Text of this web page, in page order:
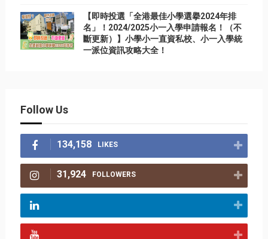
【即時投選「全港最佳小學選擧2024年排
名」！2024/2025小一入學申請報名！（不
斷更新）】小學小一直資私校、小一入學統
一派位資訊攻略大全！
Follow Us
134,158 LIKES
31,924 FOLLOWERS